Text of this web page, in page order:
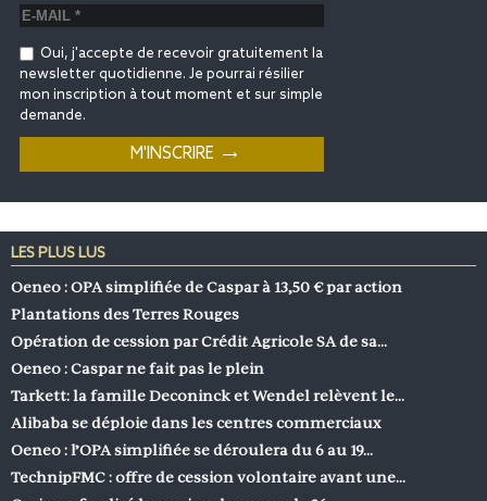
Oui, j'accepte de recevoir gratuitement la
newsletter quotidienne. Je pourrai résilier
mon inscription à tout moment et sur simple
demande.
LES PLUS LUS
Oeneo : OPA simplifiée de Caspar à 13,50 € par action
Plantations des Terres Rouges
Opération de cession par Crédit Agricole SA de sa…
Oeneo : Caspar ne fait pas le plein
Tarkett: la famille Deconinck et Wendel relèvent le…
Alibaba se déploie dans les centres commerciaux
Oeneo : l’OPA simplifiée se déroulera du 6 au 19…
TechnipFMC : offre de cession volontaire avant une…